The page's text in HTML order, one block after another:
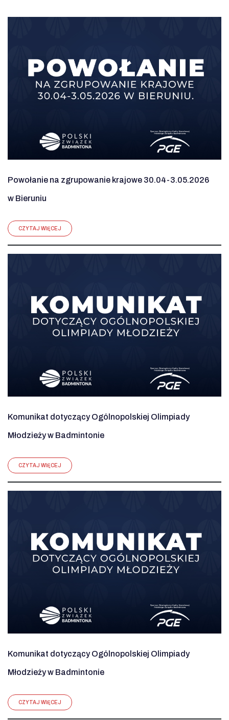
Powołanie na zgrupowanie krajowe 30.04-3.05.2026
w Bieruniu
CZYTAJ WIĘCEJ
Komunikat dotyczący Ogólnopolskiej Olimpiady
Młodzieży w Badmintonie
CZYTAJ WIĘCEJ
Komunikat dotyczący Ogólnopolskiej Olimpiady
Młodzieży w Badmintonie
CZYTAJ WIĘCEJ